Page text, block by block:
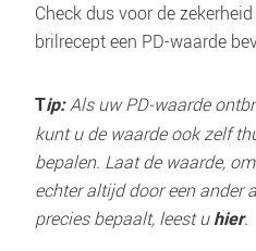
Check dus voor de
Tip: Als uw PD-waarde
kunt u de waarde ook zelf
bepalen. Laat de waarde,
echter altijd door een ander
precies bepaalt, leest u hier.